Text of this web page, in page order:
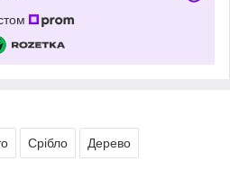
Срібло Дерево